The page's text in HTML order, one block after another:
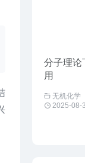
分子理论
用
无机化学
2025-08-